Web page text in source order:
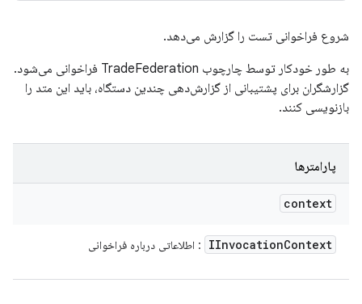
شروع فراخوانی تست را گزارش می‌دهد.
به طور خودکار توسط چارچوب TradeFederation فراخوانی می‌شود.
گزارشگران برای پشتیبانی از گزارش‌دهی چندین دستگاه، باید این متد را
بازنویسی کنند.
پارامترها
context
IInvocationContext : اطلاعاتی درباره فراخوانی